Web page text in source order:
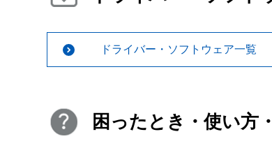
ドライバー・ソフトウェア一覧
困ったとき・使い方